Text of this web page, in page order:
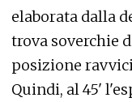
elaborata dalla
trova soverchie
posizione
Quindi, al 45'